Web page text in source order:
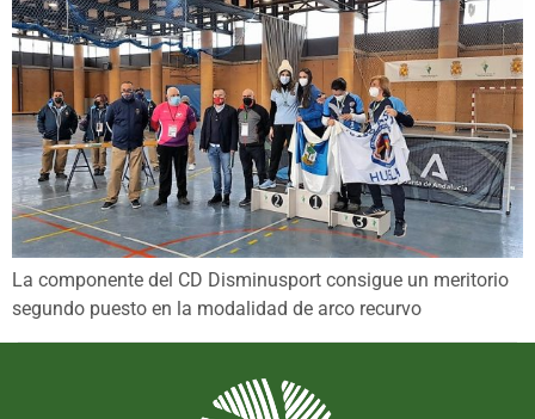
La componente del CD Disminusport consigue un meritorio
segundo puesto en la modalidad de arco recurvo